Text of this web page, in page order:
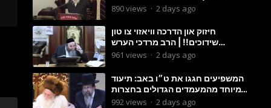
890views · 2 days ago
חיזוק און הדרכה וויאזוי צו טון
שידוכים!! | הרב מרדכי הערש
שפיצער
961 views · 2 days ago
המשפיעים חגגו את ט״ו באב: תיעוד
מיוחד מהמעמדים הגדולים בחצרות
האדמו״ר מסטוטשין והגרי״מ
992 views · 2 days ago